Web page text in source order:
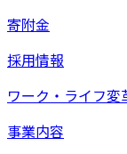
寄附金
採用情報
ワーク・ライフ変
事業内容